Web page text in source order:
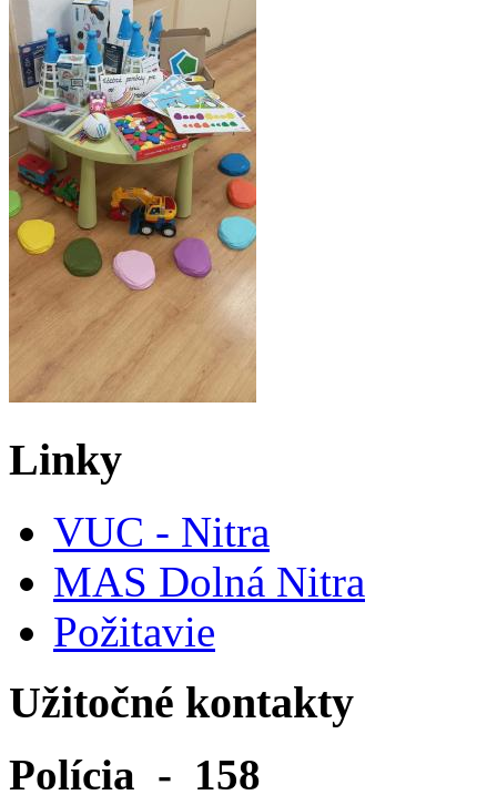
Linky
VUC - Nitra
MAS Dolná Nitra
Požitavie
Užitočné kontakty
Polícia - 158